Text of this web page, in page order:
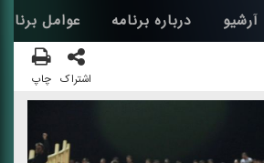
آرشیو درباره برنامه عوامل برنامه
اشتراک چاپ